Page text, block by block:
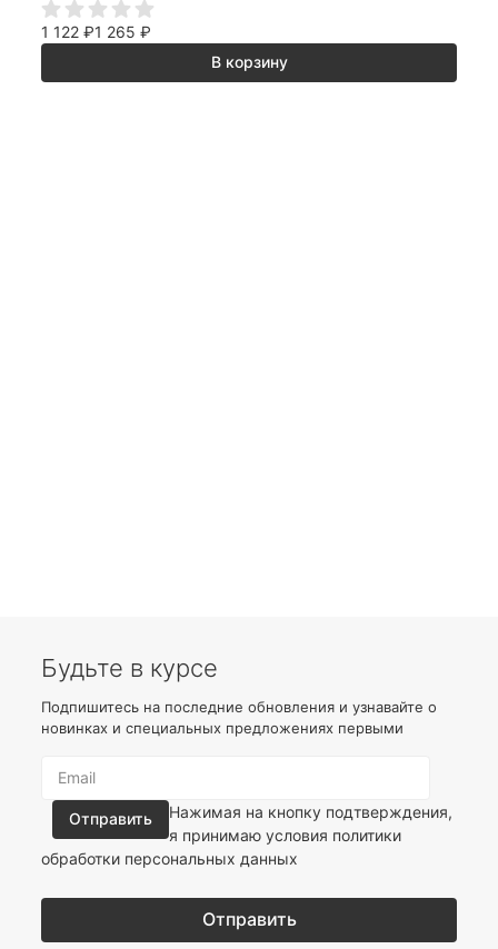
1 122₽1 265₽
В корзину
Будьте в курсе
Подпишитесь на последние обновления и узнавайте о
новинках и специальных предложениях первыми
Нажимая на кнопку подтверждения,
я принимаю условия политики
обработки персональных данных